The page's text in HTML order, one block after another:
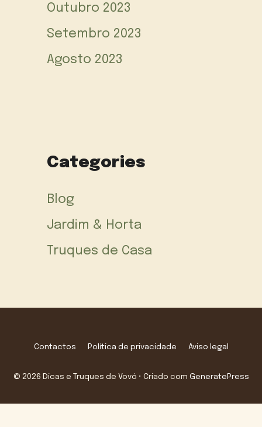
Outubro 2023
Setembro 2023
Agosto 2023
Categories
Blog
Jardim & Horta
Truques de Casa
Contactos Política de privacidade Aviso legal
© 2026 Dicas e Truques de Vovó • Criado com GeneratePress